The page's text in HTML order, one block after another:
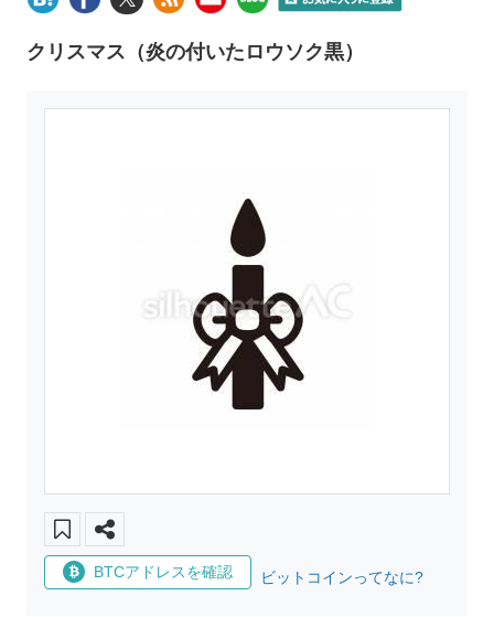
クリスマス（炎の付いたロウソク黒）
BTCアドレスを確認 ビットコインってなに?